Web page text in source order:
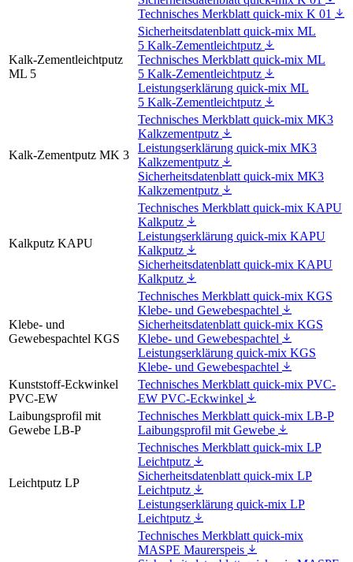
Technisches Merkblatt quick-mix K 01
Kalk-Zementleichtputz
ML 5
Sicherheitsdatenblatt quick-mix ML
5 Kalk-Zementleichtputz
Technisches Merkblatt quick-mix ML
5 Kalk-Zementleichtputz
Leistungserklärung quick-mix ML
5 Kalk-Zementleichtputz
Kalk-Zementputz MK 3
Technisches Merkblatt quick-mix MK3
Kalkzementputz
Leistungserklärung quick-mix MK3
Kalkzementputz
Sicherheitsdatenblatt quick-mix MK3
Kalkzementputz
Kalkputz KAPU
Technisches Merkblatt quick-mix KAPU
Kalkputz
Leistungserklärung quick-mix KAPU
Kalkputz
Sicherheitsdatenblatt quick-mix KAPU
Kalkputz
Klebe- und
Gewebespachtel KGS
Technisches Merkblatt quick-mix KGS
Klebe- und Gewebespachtel
Sicherheitsdatenblatt quick-mix KGS
Klebe- und Gewebespachtel
Leistungserklärung quick-mix KGS
Klebe- und Gewebespachtel
Kunststoff-Eckwinkel
PVC-EW
Technisches Merkblatt quick-mix PVC-
EW PVC-Eckwinkel
Laibungsprofil mit
Gewebe LB-P
Technisches Merkblatt quick-mix LB-P
Laibungsprofil mit Gewebe
Leichtputz LP
Technisches Merkblatt quick-mix LP
Leichtputz
Sicherheitsdatenblatt quick-mix LP
Leichtputz
Leistungserklärung quick-mix LP
Leichtputz
Technisches Merkblatt quick-mix
MASPE Maurerspeis